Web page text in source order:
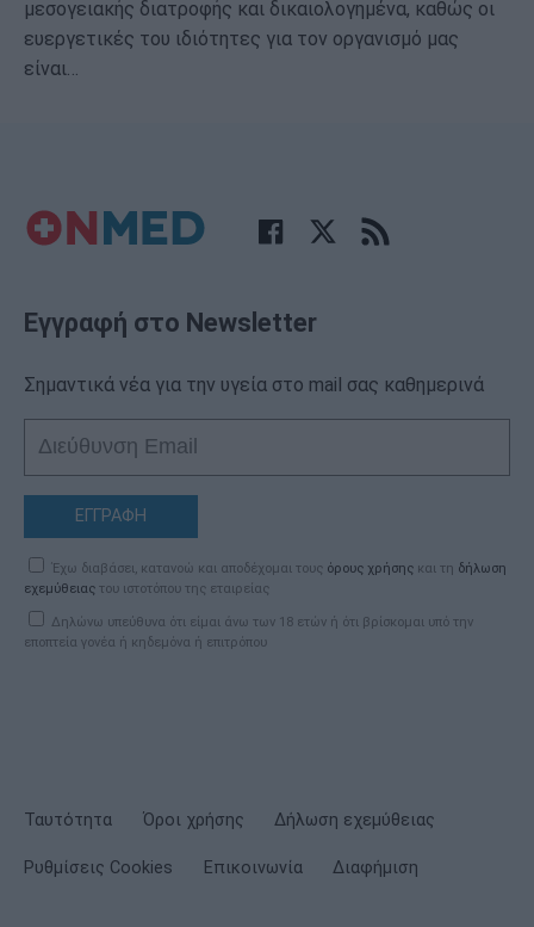
μεσογειακής διατροφής και δικαιολογημένα, καθώς οι
ευεργετικές του ιδιότητες για τον οργανισμό μας
είναι…
Εγγραφή στο Newsletter
Σημαντικά νέα για την υγεία στο mail σας καθημερινά
ΕΓΓΡΑΦΗ
Έχω διαβάσει, κατανοώ και αποδέχομαι τους όρους χρήσης και τη δήλωση
εχεμύθειας του ιστοτόπου της εταιρείας
Δηλώνω υπεύθυνα ότι είμαι άνω των 18 ετών ή ότι βρίσκομαι υπό την
εποπτεία γονέα ή κηδεμόνα ή επιτρόπου
Ταυτότητα Όροι χρήσης Δήλωση εχεμύθειας
Ρυθμίσεις Cookies Επικοινωνία Διαφήμιση